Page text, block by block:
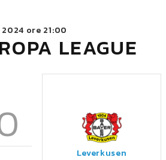
ore 21:00
LEAGUE
Leverkusen